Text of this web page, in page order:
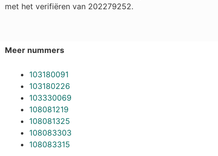
met het verifiëren van 202279252.
Meer nummers
103180091
103180226
103330069
108081219
108081325
108083303
108083315